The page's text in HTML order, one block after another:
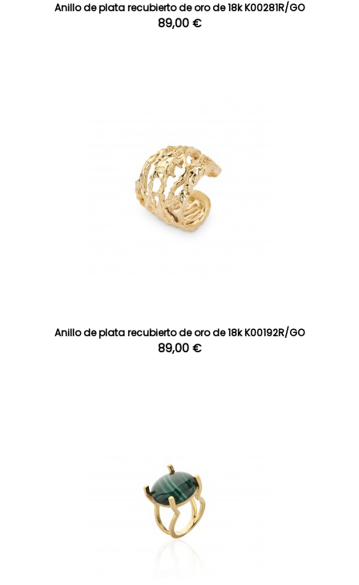
Anillo de plata recubierto de oro de 18k K00281R/GO
89,00 €
Anillo de plata recubierto de oro de 18k K00192R/GO
89,00 €